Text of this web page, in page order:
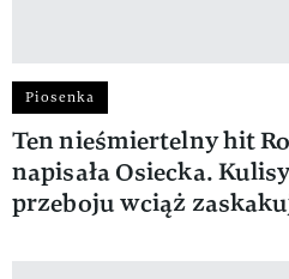
Piosenka
Ten nieśmiertelny hit
napisała Osiecka.
przeboju wciąż